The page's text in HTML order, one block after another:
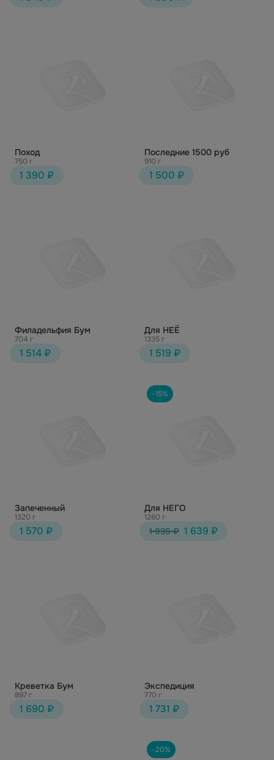
Поход
750 г
1 390 ₽
Последние 1500 руб
910 г
1 500 ₽
Филадельфия Бум
704 г
1 514 ₽
Для НЕЁ
1335 г
1 519 ₽
Запеченный
1320 г
1 570 ₽
-15%
Для НЕГО
1260 г
1 935 ₽ 1 639 ₽
Креветка Бум
897 г
1 690 ₽
Экспедиция
770 г
1 731 ₽
-20%